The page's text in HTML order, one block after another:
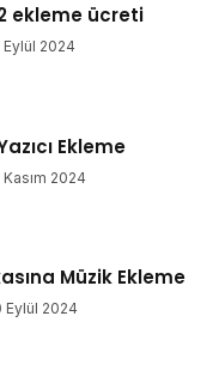
ekleme ücreti
Eylül 2024
Ekleme
Kasım 2024
Müzik Ekleme
Eylül 2024